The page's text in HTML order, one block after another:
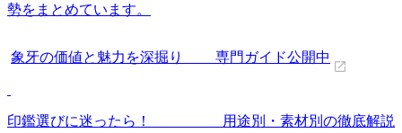
勢をまとめています。
象牙の価値と魅力を深掘り 専門ガイド公開中
印鑑選びに迷ったら！ 用途別・素材別の徹底解説